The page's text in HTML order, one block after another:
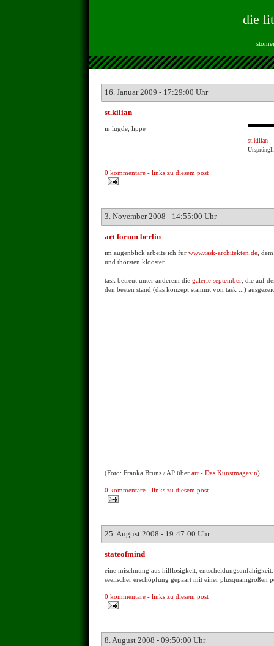
die
16. Januar 2009 - 17:29:00 Uhr
st.kilian
st.kilian
in lügde, lippe
0 kommentare - links zu diesem post
3. November 2008 - 14:55:00 Uhr
art forum berlin
im augenblick arbeite ich für www.task-architekten.de ,
und thorsten klooster.
task betreut unter anderem die galerie september , die auf
den besten stand (das konzept stammt von task ...)
(Foto: Franka Bruns / AP über art - Das Kunstmagezin)
0 kommentare - links zu diesem post
25. August 2008 - 19:47:00 Uhr
stateofmind
eine mischnung aus hilflosigkeit,
seelischer erschöpfung gepaart mit einer plusquamgroßen
0 kommentare - links zu diesem post
8. August 2008 - 09:50:00 Uhr